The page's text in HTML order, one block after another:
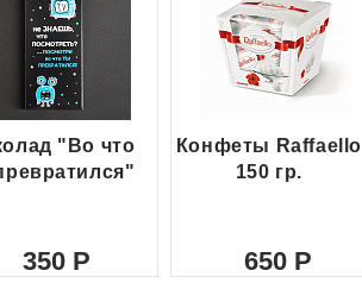
"Во что
350
Конфеты Raffaello
150 гр.
650